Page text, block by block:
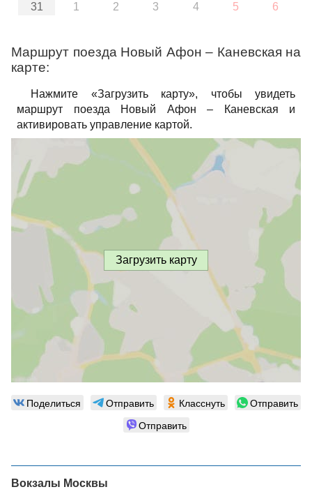
31
1 2 3 4 5 6
Маршрут поезда Новый Афон – Каневская на
карте:
Нажмите «Загрузить карту», чтобы увидеть
маршрут поезда Новый Афон – Каневская и
активировать управление картой.
Загрузить карту
Поделиться Отправить Класснуть
Отправить
Отправить
Вокзалы Москвы